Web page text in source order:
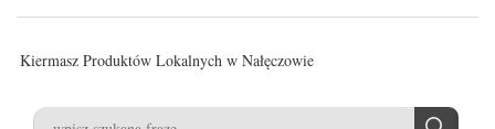
Kiermasz Produktów Lokalnych w Nałęczowie